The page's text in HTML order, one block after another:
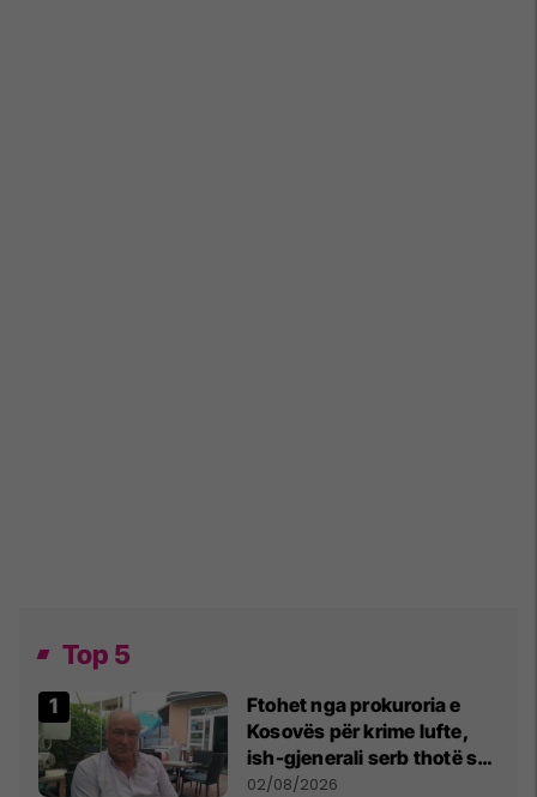
Top 5
Ftohet nga prokuroria e
Kosovës për krime lufte,
ish-gjenerali serb thotë se
dikush e tradhtoi në
02/08/2026